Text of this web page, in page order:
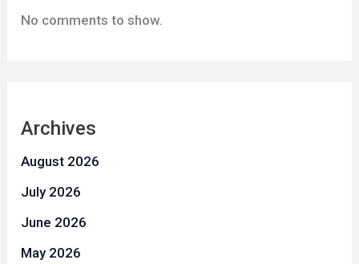
No comments to show.
Archives
August 2026
July 2026
June 2026
May 2026